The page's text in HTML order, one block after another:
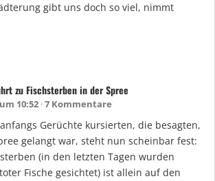
gibt uns doch so viel, nimmt
zu Fischsterben in der Spree
10:52 7 Kommentare
Gerüchte kursierten, die besagten,
gelangt war, steht nun scheinbar fest:
(in den letzten Tagen wurden
Fische gesichtet) ist allein auf den